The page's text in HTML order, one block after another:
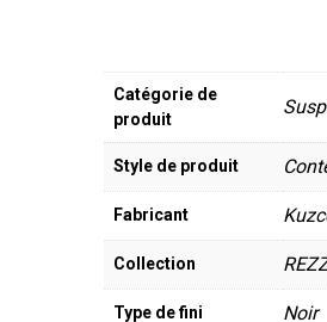
Catégorie de
produit
Style de produit
Fabricant
Collection
Type de fini Noir